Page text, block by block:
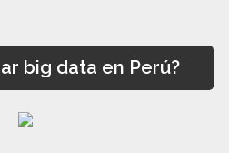
big data en Perú?